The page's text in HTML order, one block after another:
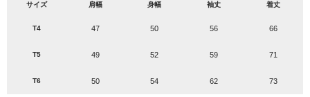
サイズ 肩幅 身幅 袖丈 着丈
T4 47 50 56 66
T5 49 52 59 71
T6 50 54 62 73